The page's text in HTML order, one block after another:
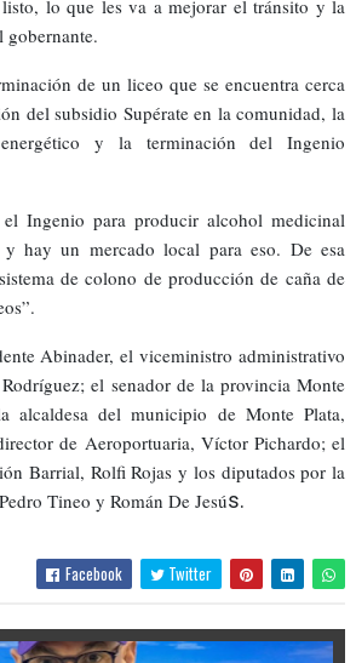
listo, lo que les va a mejorar el tránsito y la
gobernante.
de un liceo que se encuentra cerca
del subsidio Supérate en la comunidad, la
y la terminación del Ingenio
el Ingenio para producir alcohol medicinal
y hay un mercado local para eso. De esa
de colono de producción de caña de
Abinader, el viceministro administrativo
el senador de la provincia Monte
alcaldesa del municipio de Monte Plata,
de Aeroportuaria, Víctor Pichardo; el
Barrial, Rolfi Rojas y los diputados por la
Tineo y Román De Jesús.
Facebook Twitter